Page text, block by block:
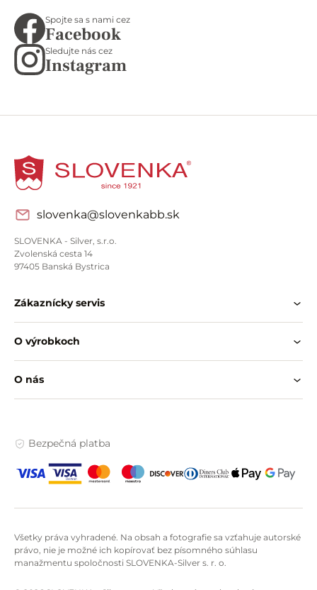
Spojte sa s nami cez
Facebook
Sledujte nás cez
Instagram
slovenka@slovenkabb.sk
SLOVENKA - Silver, s.r.o.
Zvolenská cesta 14
97405 Banská Bystrica
Zákaznícky servis
O výrobkoch
O nás
Bezpečná platba
Všetky práva vyhradené. Na obsah a fotografie sa vzťahuje autorské
právo, nie je možné ich kopírovať bez písomného súhlasu
manažmentu spoločnosti SLOVENKA-Silver s. r. o.